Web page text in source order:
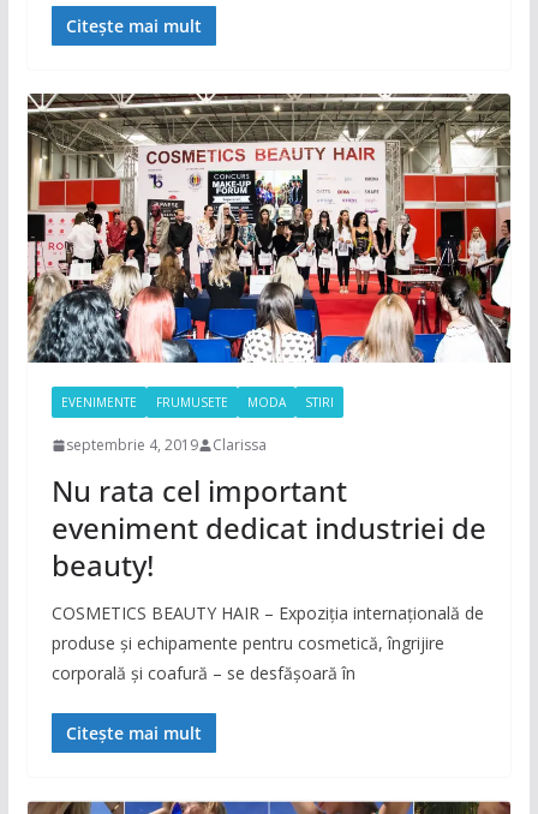
Citește mai mult
EVENIMENTE FRUMUSETE MODA STIRI
septembrie 4, 2019 Clarissa
Nu rata cel important
eveniment dedicat industriei de
beauty!
COSMETICS BEAUTY HAIR – Expoziția internațională de
produse și echipamente pentru cosmetică, îngrijire
corporală și coafură – se desfășoară în
Citește mai mult